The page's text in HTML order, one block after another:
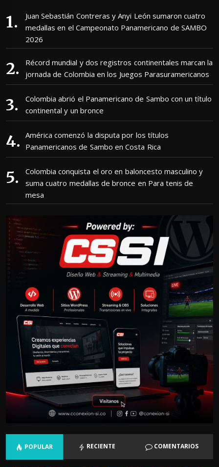
Juan Sebastián Contreras y Anyi León sumaron cuatro
medallas en el Campeonato Panamericano de SAMBO
2026
Récord mundial y dos registros continentales marcan la
jornada de Colombia en los Juegos Parasuramericanos
Colombia abrió el Panamericano de Sambo con un título
continental y un bronce
América comenzó la disputa por los títulos
Panamericanos de Sambo en Costa Rica
Colombia conquista el oro en baloncesto masculino y
suma cuatro medallas de bronce en Para tenis de
mesa
POPULAR RECIENTE COMENTARIOS